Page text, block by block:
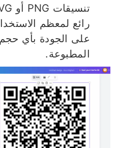
على الجودة بأي حجم –
المطبوعة.